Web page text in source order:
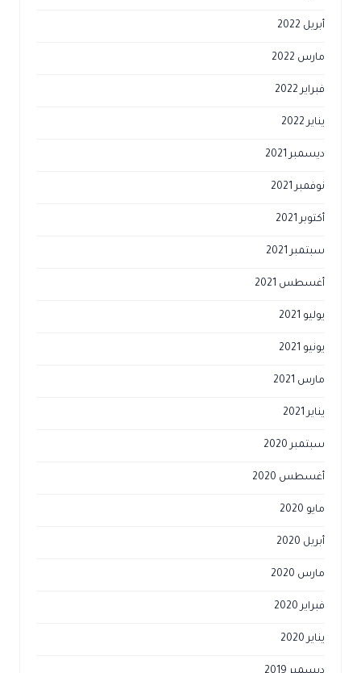
أبريل 2022
مارس 2022
فبراير 2022
يناير 2022
ديسمبر 2021
نوفمبر 2021
أكتوبر 2021
سبتمبر 2021
أغسطس 2021
يوليو 2021
يونيو 2021
مارس 2021
يناير 2021
سبتمبر 2020
أغسطس 2020
مايو 2020
أبريل 2020
مارس 2020
فبراير 2020
يناير 2020